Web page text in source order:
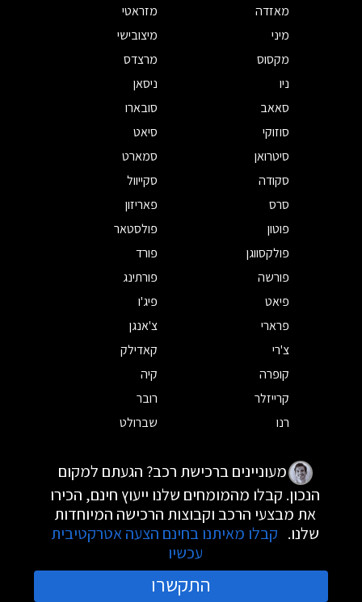
מאזדה
מזראטי
מיני
מיצובישי
מקסוס
מרצדס
ניו
ניסאן
סאאב
סובארו
סוזוקי
סיאט
סיטרואן
סמארט
סקודה
סקייוול
סרס
פאריזון
פוטון
פולסטאר
פולקסווגן
פורד
פורשה
פורתינג
פיאט
פיג'ו
פרארי
צ'אנגן
צ'רי
קאדילק
קופרה
קיה
קרייזלר
רובר
רנו
שברולט
מעוניינים ברכישת רכב? הגעתם למקום
הנכון. קבלו מהמומחים שלנו ייעוץ חינם, הכירו
את מבצעי הרכב וקבוצות הרכישה המיוחדות
שלנו. קבלו מאיתנו בחינם הצעה אטרקטיבית
עכשיו
התקשרו